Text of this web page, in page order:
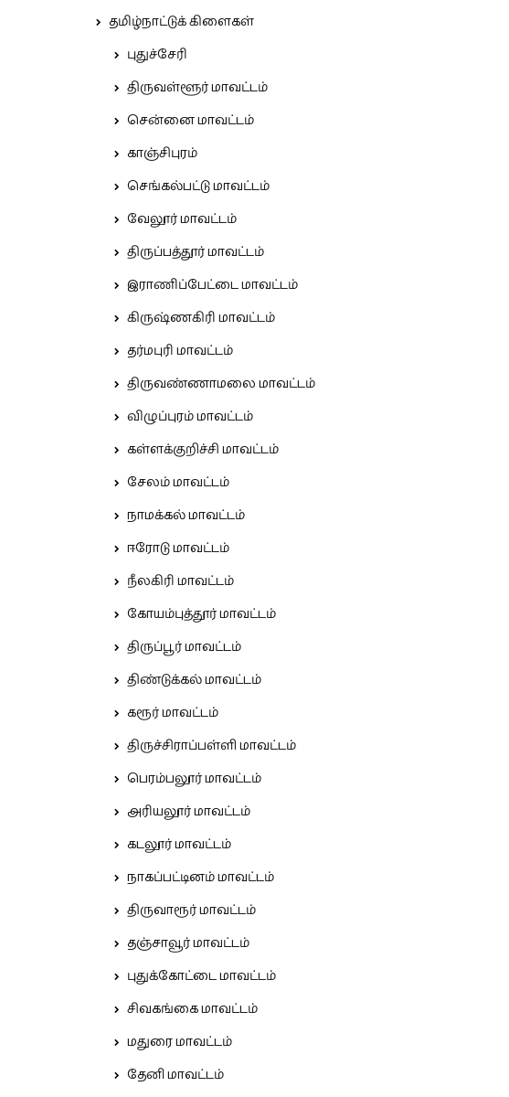
தமிழ்நாட்டுக் கிளைகள்
புதுச்சேரி
திருவள்ளூர் மாவட்டம்
சென்னை மாவட்டம்
காஞ்சிபுரம்
செங்கல்பட்டு மாவட்டம்
வேலூர் மாவட்டம்
திருப்பத்தூர் மாவட்டம்
இராணிப்பேட்டை மாவட்டம்
கிருஷ்ணகிரி மாவட்டம்
தர்மபுரி மாவட்டம்
திருவண்ணாமலை மாவட்டம்
விழுப்புரம் மாவட்டம்
கள்ளக்குறிச்சி மாவட்டம்
சேலம் மாவட்டம்
நாமக்கல் மாவட்டம்
ஈரோடு மாவட்டம்
நீலகிரி மாவட்டம்
கோயம்புத்தூர் மாவட்டம்
திருப்பூர் மாவட்டம்
திண்டுக்கல் மாவட்டம்
கரூர் மாவட்டம்
திருச்சிராப்பள்ளி மாவட்டம்
பெரம்பலூர் மாவட்டம்
அரியலூர் மாவட்டம்
கடலூர் மாவட்டம்
நாகப்பட்டினம் மாவட்டம்
திருவாரூர் மாவட்டம்
தஞ்சாவூர் மாவட்டம்
புதுக்கோட்டை மாவட்டம்
சிவகங்கை மாவட்டம்
மதுரை மாவட்டம்
தேனி மாவட்டம்